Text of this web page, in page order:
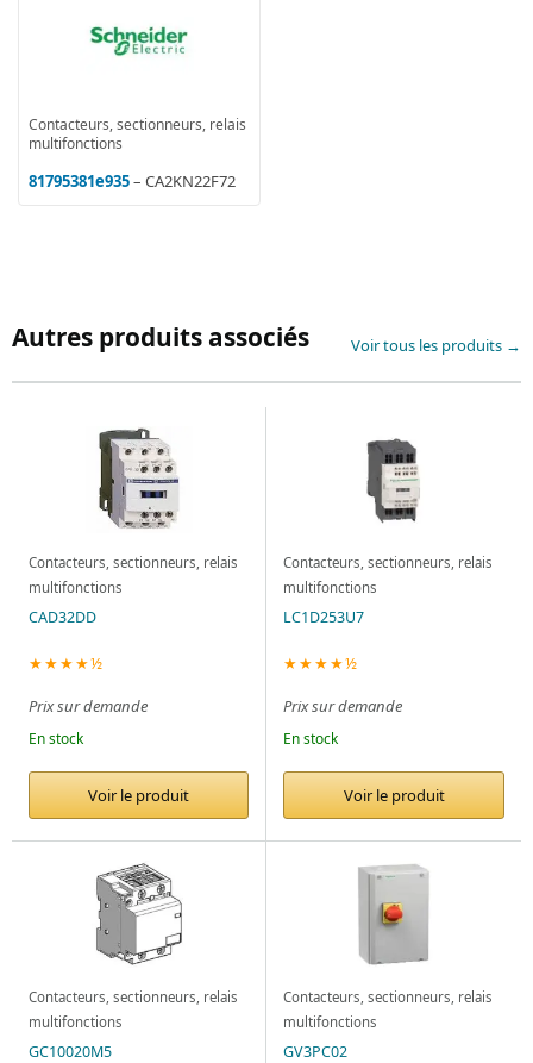
Contacteurs, sectionneurs, relais
multifonctions
81795381e935– CA2KN22F72
Autres produits associés Voir tous les produits →
Contacteurs, sectionneurs, relais
multifonctions
CAD32DD
★★★★½
Prix sur demande
En stock
Voir le produit
Contacteurs, sectionneurs, relais
multifonctions
LC1D253U7
★★★★½
Prix sur demande
En stock
Voir le produit
Contacteurs, sectionneurs, relais
multifonctions
GC10020M5
Contacteurs, sectionneurs, relais
multifonctions
GV3PC02